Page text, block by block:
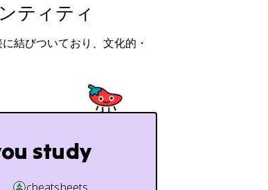
ティティ
結びついており、文化的・
study